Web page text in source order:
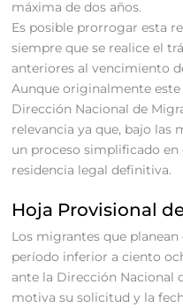
máxima de dos años.
Es posible prorrogar esta
siempre que se realice el
anteriores al vencimiento
Aunque originalmente
Dirección Nacional de
relevancia ya que, bajo las
un proceso simplificado en
residencia legal definitiva.
Hoja Provisional
Los migrantes que
período inferior a ciento
ante la Dirección Nacional
motiva su solicitud y la